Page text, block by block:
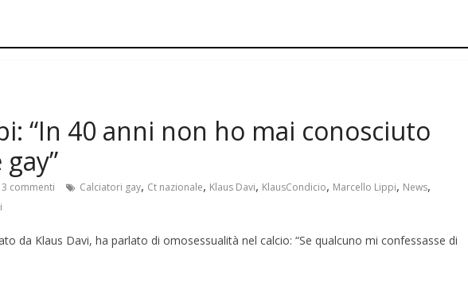
“In 40 anni non ho mai conosciuto
3 commenti Calciatori gay, Ct nazionale, Klaus Davi, KlausCondicio, Marcello Lippi, News,
da Klaus Davi, ha parlato di omosessualità nel calcio: “Se qualcuno mi confessasse di